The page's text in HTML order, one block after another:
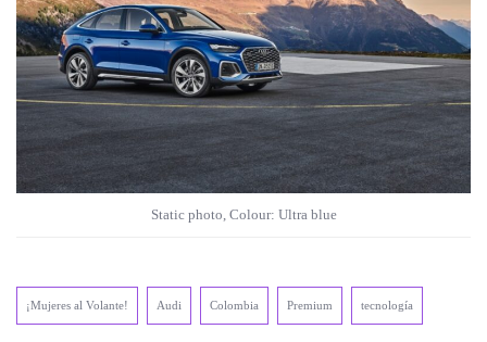
Static photo, Colour: Ultra blue
¡Mujeres al Volante! Audi Colombia Premium tecnología